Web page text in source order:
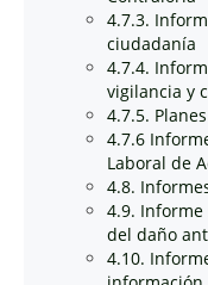
4.7.3.
ciudadanía
4.7.4.
vigilancia y
4.7.5.
4.7.6
Laboral de
4.8.
4.9.
del daño
4.10.